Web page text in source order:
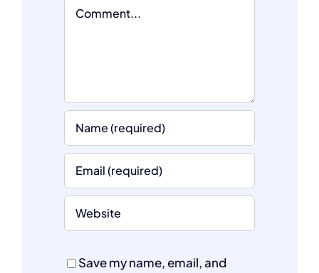
Comment
Save my name, email, and